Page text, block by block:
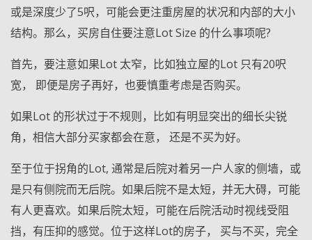
或是深度少了5呎，可能会更注重房屋的状况和内部的大小
结构。那么，买房自住要注意Lot Size 的什么事项呢?
首先，要注意如果Lot 太窄，比如独立屋的Lot 只有20呎
宽， 即便是房子再好，也要慎重考虑是否购买。
如果Lot 的形状过于不规则，比如有明显突出的细长尖锐
角，相信大部分买家都会在意， 还是不买为好。
至于位于拐角的Lot, 通常是后院对着另一户人家的侧墙，或
是只有侧院而无后院。如果后院不是太短，并无大碍，可能
有人更喜欢。如果后院太短，可能在后院活动时视线受阻
挡，有压抑的感觉。位于这样Lot的房子， 买与不买，完全